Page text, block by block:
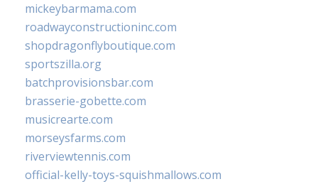
mickeybarmama.com
roadwayconstructioninc.com
shopdragonflyboutique.com
sportszilla.org
batchprovisionsbar.com
brasserie-gobette.com
musicrearte.com
morseysfarms.com
riverviewtennis.com
official-kelly-toys-squishmallows.com